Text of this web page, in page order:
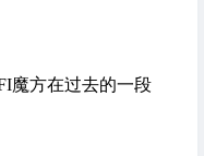
方在过去的一段